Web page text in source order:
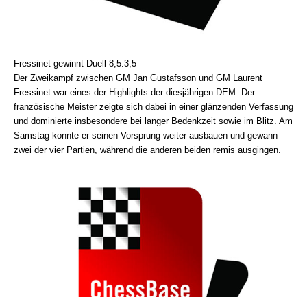
Fressinet gewinnt Duell 8,5:3,5
Der Zweikampf zwischen GM Jan Gustafsson und GM Laurent
Fressinet war eines der Highlights der diesjährigen DEM. Der
französische Meister zeigte sich dabei in einer glänzenden Verfassung
und dominierte insbesondere bei langer Bedenkzeit sowie im Blitz. Am
Samstag konnte er seinen Vorsprung weiter ausbauen und gewann
zwei der vier Partien, während die anderen beiden remis ausgingen.